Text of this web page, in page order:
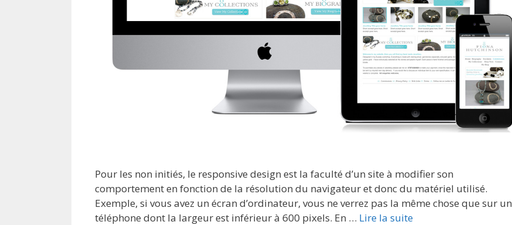
Pour les non initiés, le responsive design est la faculté d’un site à modifier son
comportement en fonction de la résolution du navigateur et donc du matériel utilisé.
Exemple, si vous avez un écran d’ordinateur, vous ne verrez pas la même chose que sur un
téléphone dont la largeur est inférieur à 600 pixels. En … Lire la suite